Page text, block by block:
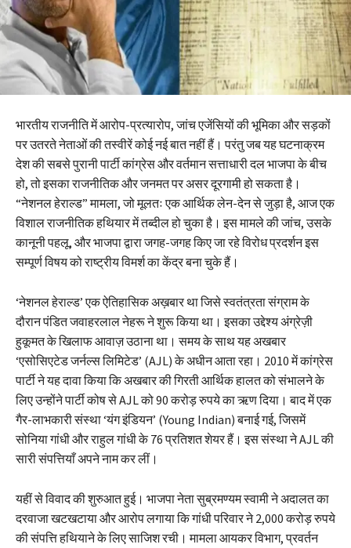
भारतीय राजनीति में आरोप-प्रत्यारोप, जांच एजेंसियों की भूमिका और सड़कों
पर उतरते नेताओं की तस्वीरें कोई नई बात नहीं हैं। परंतु जब यह घटनाक्रम
देश की सबसे पुरानी पार्टी कांग्रेस और वर्तमान सत्ताधारी दल भाजपा के बीच
हो, तो इसका राजनीतिक और जनमत पर असर दूरगामी हो सकता है।
“नेशनल हेराल्ड” मामला, जो मूलतः एक आर्थिक लेन-देन से जुड़ा है, आज एक
विशाल राजनीतिक हथियार में तब्दील हो चुका है। इस मामले की जांच, उसके
कानूनी पहलू, और भाजपा द्वारा जगह-जगह किए जा रहे विरोध प्रदर्शन इस
सम्पूर्ण विषय को राष्ट्रीय विमर्श का केंद्र बना चुके हैं।
‘नेशनल हेराल्ड’ एक ऐतिहासिक अख़बार था जिसे स्वतंत्रता संग्राम के
दौरान पंडित जवाहरलाल नेहरू ने शुरू किया था। इसका उद्देश्य अंग्रेज़ी
हुकूमत के खिलाफ आवाज़ उठाना था। समय के साथ यह अखबार
‘एसोसिएटेड जर्नल्स लिमिटेड’ (AJL) के अधीन आता रहा। 2010 में कांग्रेस
पार्टी ने यह दावा किया कि अखबार की गिरती आर्थिक हालत को संभालने के
लिए उन्होंने पार्टी कोष से AJL को 90 करोड़ रुपये का ऋण दिया। बाद में एक
गैर-लाभकारी संस्था ‘यंग इंडियन’ (Young Indian) बनाई गई, जिसमें
सोनिया गांधी और राहुल गांधी के 76 प्रतिशत शेयर हैं। इस संस्था ने AJL की
सारी संपत्तियाँ अपने नाम कर लीं।
यहीं से विवाद की शुरुआत हुई। भाजपा नेता सुब्रमण्यम स्वामी ने अदालत का
दरवाजा खटखटाया और आरोप लगाया कि गांधी परिवार ने 2,000 करोड़ रुपये
की संपत्ति हथियाने के लिए साजिश रची। मामला आयकर विभाग, प्रवर्तन